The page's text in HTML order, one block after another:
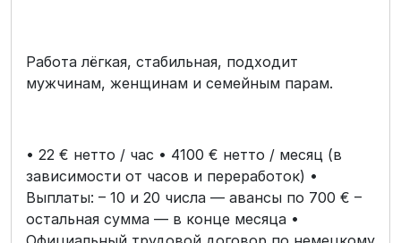
Работа лёгкая, стабильная, подходит
мужчинам, женщинам и семейным парам.
• 22 € нетто / час • 4100 € нетто / месяц (в
зависимости от часов и переработок) •
Выплаты: – 10 и 20 числа — авансы по 700 € –
остальная сумма — в конце месяца •